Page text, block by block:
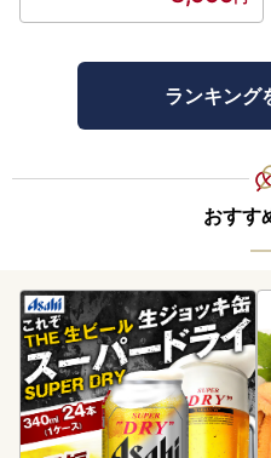
ランキング
おすす